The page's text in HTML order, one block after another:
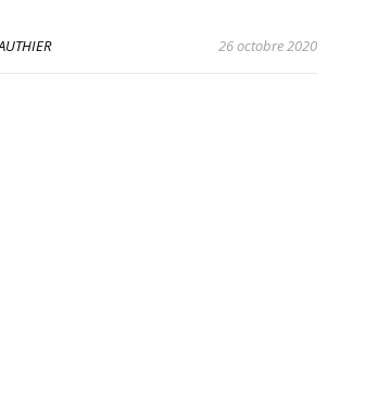
26 octobre 2020